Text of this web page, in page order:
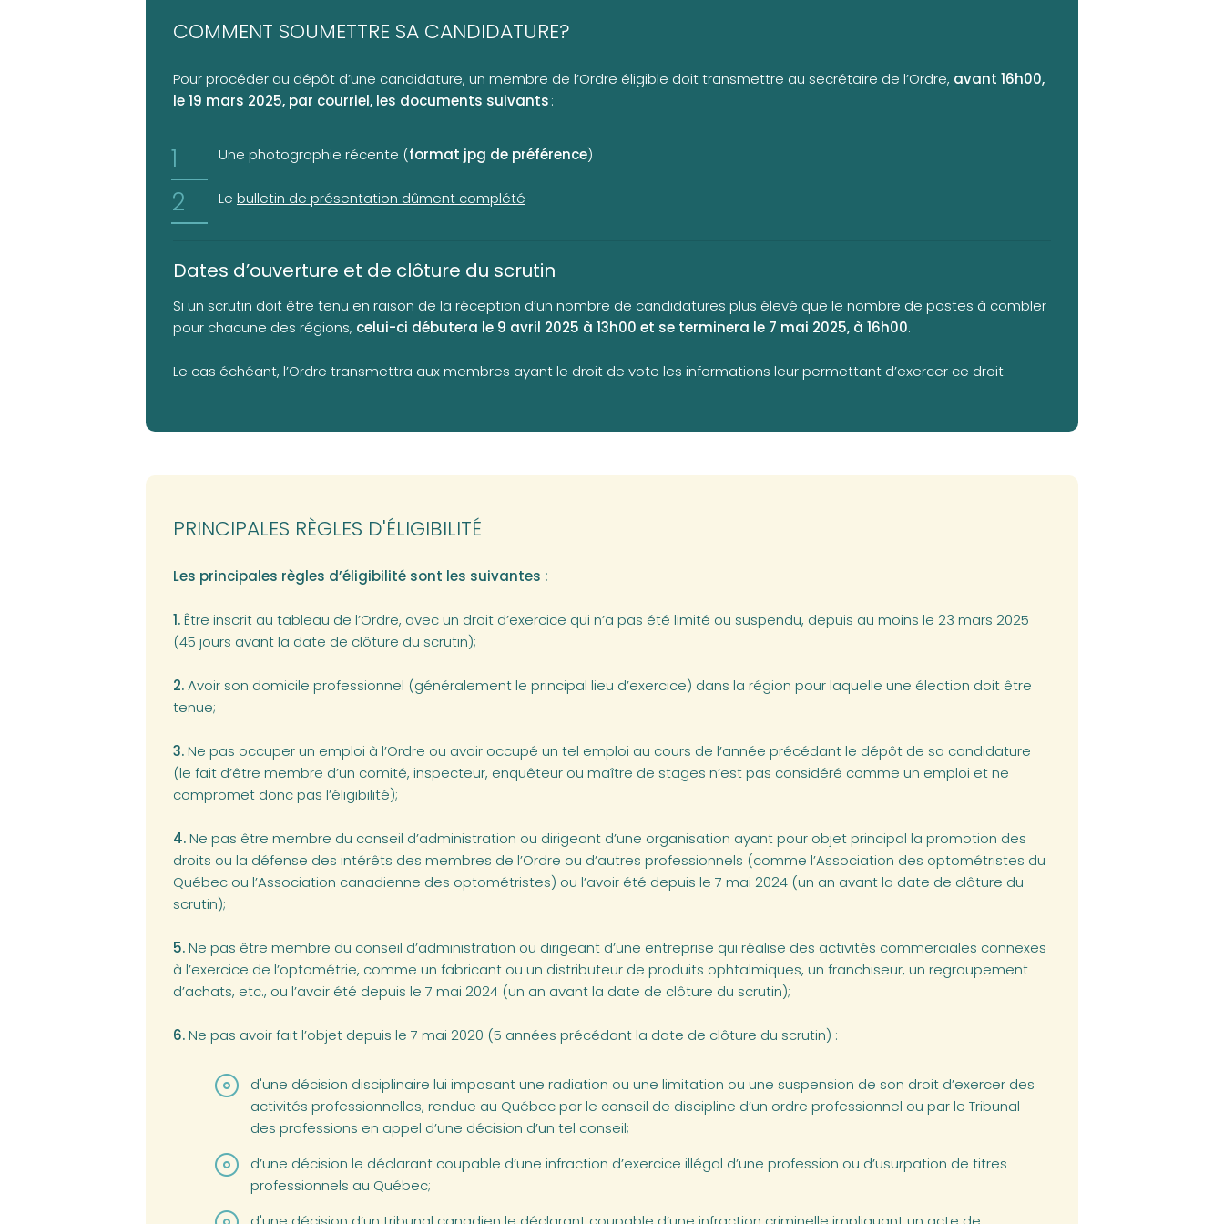
COMMENT SOUMETTRE SA CANDIDATURE?
Pour procéder au dépôt d’une candidature, un membre de l’Ordre éligible doit transmettre au secrétaire de l’Ordre, avant 16h00,
le 19 mars 2025, par courriel, les documents suivants:
Une photographie récente (format jpg de préférence)
Le bulletin de présentation dûment complété
Dates d’ouverture et de clôture du scrutin
Si un scrutin doit être tenu en raison de la réception d’un nombre de candidatures plus élevé que le nombre de postes à combler
pour chacune des régions, celui-ci débutera le 9 avril 2025 à 13h00 et se terminera le 7 mai 2025, à 16h00.
Le cas échéant, l’Ordre transmettra aux membres ayant le droit de vote les informations leur permettant d’exercer ce droit.
PRINCIPALES RÈGLES D'ÉLIGIBILITÉ
Les principales règles d’éligibilité sont les suivantes :
1.Être inscrit au tableau de l’Ordre, avec un droit d’exercice qui n’a pas été limité ou suspendu, depuis au moins le 23 mars 2025
(45 jours avant la date de clôture du scrutin);
2.Avoir son domicile professionnel (généralement le principal lieu d’exercice) dans la région pour laquelle une élection doit être
tenue;
3.Ne pas occuper un emploi à l’Ordre ou avoir occupé un tel emploi au cours de l’année précédant le dépôt de sa candidature
(le fait d’être membre d’un comité, inspecteur, enquêteur ou maître de stages n’est pas considéré comme un emploi et ne
compromet donc pas l’éligibilité);
4.Ne pas être membre du conseil d’administration ou dirigeant d’une organisation ayant pour objet principal la promotion des
droits ou la défense des intérêts des membres de l’Ordre ou d’autres professionnels (comme l’Association des optométristes du
Québec ou l’Association canadienne des optométristes) ou l’avoir été depuis le 7 mai 2024 (un an avant la date de clôture du
scrutin);
5.Ne pas être membre du conseil d’administration ou dirigeant d’une entreprise qui réalise des activités commerciales connexes
à l’exercice de l’optométrie, comme un fabricant ou un distributeur de produits ophtalmiques, un franchiseur, un regroupement
d’achats, etc., ou l’avoir été depuis le 7 mai 2024 (un an avant la date de clôture du scrutin);
6.Ne pas avoir fait l’objet depuis le 7 mai 2020 (5 années précédant la date de clôture du scrutin) :
d'une décision disciplinaire lui imposant une radiation ou une limitation ou une suspension de son droit d’exercer des
activités professionnelles, rendue au Québec par le conseil de discipline d’un ordre professionnel ou par le Tribunal
des professions en appel d’une décision d’un tel conseil;
d’une décision le déclarant coupable d’une infraction d’exercice illégal d’une profession ou d’usurpation de titres
professionnels au Québec;